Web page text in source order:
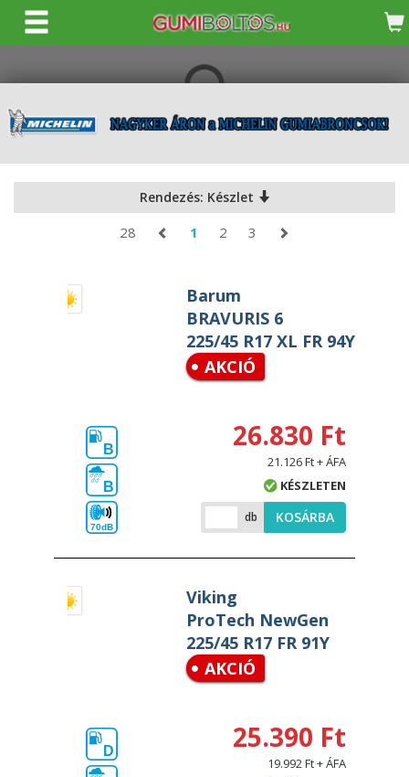
KERESÉS
Rendezés: Készlet
28 1 2 3
Barum
BRAVURIS 6
225/45 R17 XL FR 94Y
AKCIÓ
B
B
70dB
26.830 Ft
21.126 Ft + ÁFA
KÉSZLETEN
db KOSÁRBA
Viking
ProTech NewGen
225/45 R17 FR 91Y
AKCIÓ
D 25.390 Ft
19.992 Ft + ÁFA